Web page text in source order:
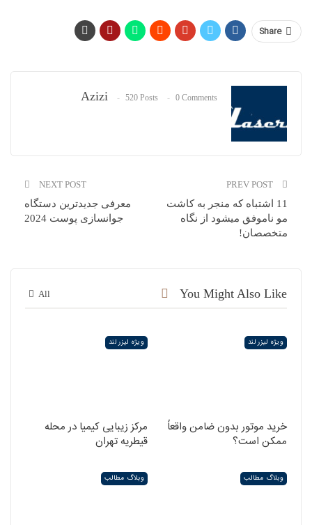
Share
Azizi 520 Posts 0 Comments
11 اشتباه که منجر به کاشت
مو ناموفق میشود از نگاه
متخصصان!
NEXT POST
معرفی جدیدترین دستگاه
جوانسازی پوست 2024
All You Might Also Like
ویژه لیزر لند
خرید موتور بدون ضامن واقعاً
ممکن است؟
ویژه لیزر لند
مرکز زیبایی کیمیا در محله
قیطریه تهران
وبلاگ مطالب وبلاگ مطالب